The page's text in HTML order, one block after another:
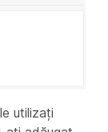
utilizați